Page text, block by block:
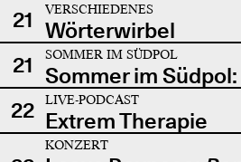
21
VERSCHIEDENES
Wörterwirbel
21
SOMMER IM SÜDPOL
Sommer im
22
LIVE-PODCAST
Extrem Therapie
KONZERT